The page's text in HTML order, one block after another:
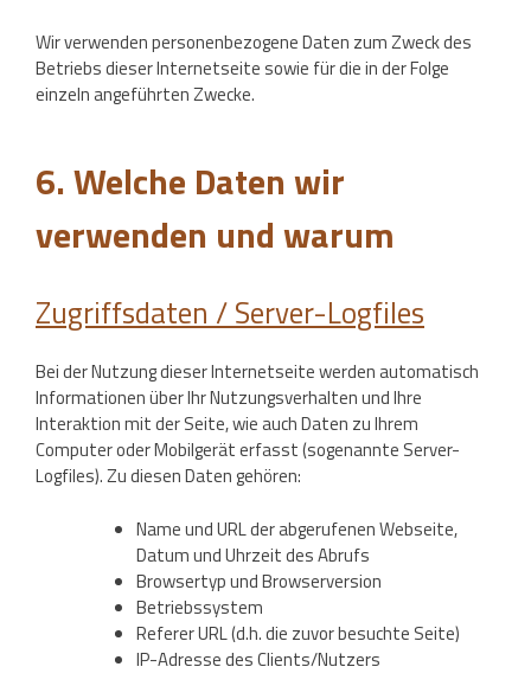
Wir verwenden personenbezogene Daten zum Zweck des
Betriebs dieser Internetseite sowie für die in der Folge
einzeln angeführten Zwecke.
6. Welche Daten wir
verwenden und warum
Zugriffsdaten / Server-Logfiles
Bei der Nutzung dieser Internetseite werden automatisch
Informationen über Ihr Nutzungsverhalten und Ihre
Interaktion mit der Seite, wie auch Daten zu Ihrem
Computer oder Mobilgerät erfasst (sogenannte Server-
Logfiles). Zu diesen Daten gehören:
Name und URL der abgerufenen Webseite,
Datum und Uhrzeit des Abrufs
Browsertyp und Browserversion
Betriebssystem
Referer URL (d.h. die zuvor besuchte Seite)
IP-Adresse des Clients/Nutzers